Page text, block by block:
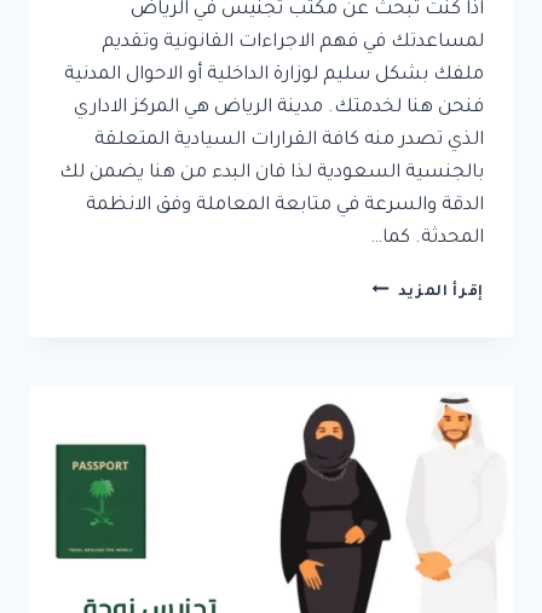
اذا كنت تبحث عن مكتب تجنيس في الرياض
لمساعدتك في فهم الاجراءات القانونية وتقديم
ملفك بشكل سليم لوزارة الداخلية أو الاحوال المدنية
فنحن هنا لخدمتك. مدينة الرياض هي المركز الاداري
الذي تصدر منه كافة القرارات السيادية المتعلقة
بالجنسية السعودية لذا فان البدء من هنا يضمن لك
الدقة والسرعة في متابعة المعاملة وفق الانظمة
المحدثة. كما…
إقرأ المزيد مكتب
القانوني
الشامل
لعام
2026